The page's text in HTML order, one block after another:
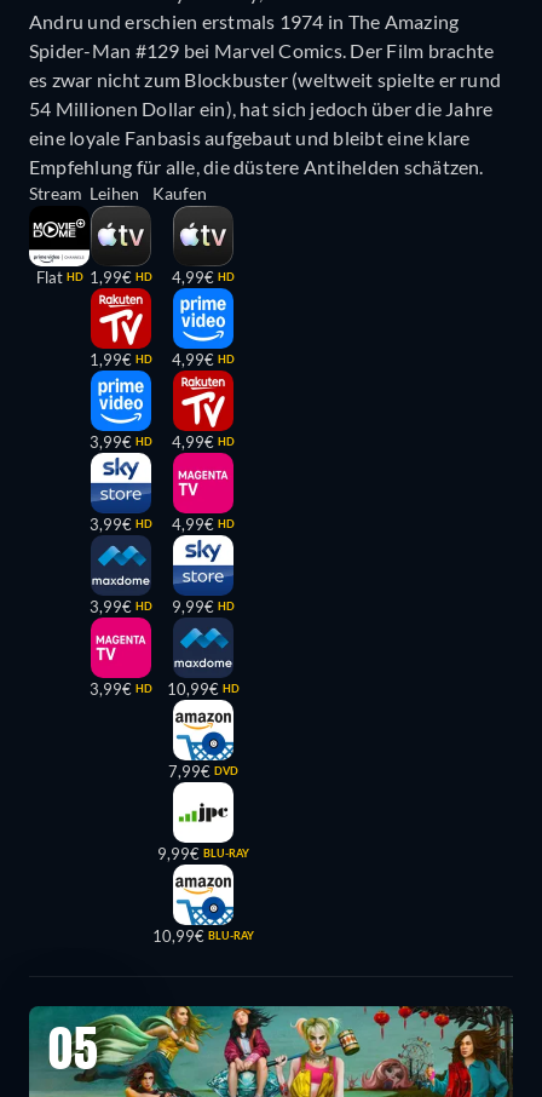
Andru und erschien erstmals 1974 in The Amazing
Spider-Man #129 bei Marvel Comics. Der Film brachte
es zwar nicht zum Blockbuster (weltweit spielte er rund
54 Millionen Dollar ein), hat sich jedoch über die Jahre
eine loyale Fanbasis aufgebaut und bleibt eine klare
Empfehlung für alle, die düstere Antihelden schätzen.
Stream
Flat HD
Leihen
1,99€ HD
1,99€ HD
3,99€ HD
3,99€ HD
3,99€ HD
3,99€ HD
Kaufen
4,99€ HD
4,99€ HD
4,99€ HD
4,99€ HD
9,99€ HD
10,99€ HD
7,99€ DVD
9,99€ BLU-RAY
10,99€ BLU-RAY
05